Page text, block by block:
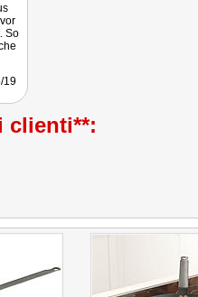
So
19
clienti**: